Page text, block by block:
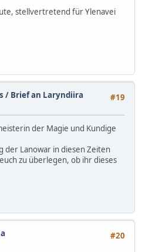
stellvertretend für Ylenavei
#19
/ Brief an Laryndiira
der Magie und Kundige
der Lanowar in diesen Zeiten
zu überlegen, ob ihr dieses
#20